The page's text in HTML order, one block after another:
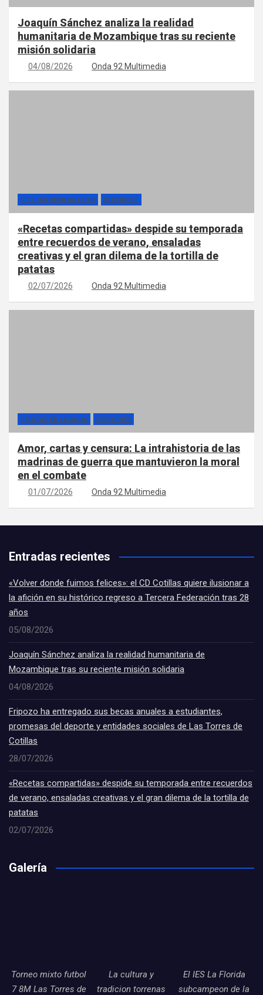
Joaquín Sánchez analiza la realidad
humanitaria de Mozambique tras su reciente
misión solidaria
04/08/2026 Onda 92 Multimedia
RECETAS COMPARTIDAS SECCIONES
«Recetas compartidas» despide su temporada
entre recuerdos de verano, ensaladas
creativas y el gran dilema de la tortilla de
patatas
02/07/2026 Onda 92 Multimedia
RELATOS EN LA ONDA SECCIONES
Amor, cartas y censura: La intrahistoria de las
madrinas de guerra que mantuvieron la moral
en el combate
01/07/2026 Onda 92 Multimedia
Entradas recientes
«Volver donde fuimos felices»: el CD Cotillas quiere ilusionar a
la afición en su histórico regreso a Tercera Federación tras 28
años
05/08/2026
Joaquín Sánchez analiza la realidad humanitaria de
Mozambique tras su reciente misión solidaria
04/08/2026
Fripozo ha entregado sus becas anuales a estudiantes,
promesas del deporte y entidades sociales de Las Torres de
Cotillas
28/07/2026
«Recetas compartidas» despide su temporada entre recuerdos
de verano, ensaladas creativas y el gran dilema de la tortilla de
patatas
02/07/2026
Galería
Torneo mixto futbol
7 8M Las Torres de
La cultura y
tradicion torrenas
El IES La Florida
subcampeon de la